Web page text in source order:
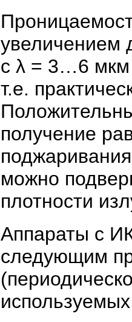
увеличением
с λ = 3…6 мкм
т.е.
получение
можно
плотности
Аппараты с
следующим